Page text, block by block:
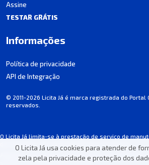
O Licita Já usa cookies para atender de
zela pela privacidade e proteção dos
O Licita Já limita-se à prestação de serviço de
de licitações, não participando dos processos.
Algumas informações podem apresentar
sempre o edital de cada licitação.
Assine
TESTAR GRÁTIS
Informações
Política de privacidade
API de Integração
© 2011-2026 Licita Já é marca registrada do Portal
reservados.